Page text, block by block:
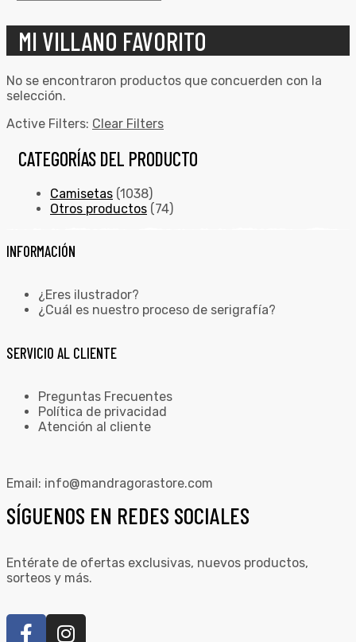
MI VILLANO FAVORITO
No se encontraron productos que concuerden con la
selección.
Active Filters: Clear Filters
CATEGORÍAS DEL PRODUCTO
Camisetas (1038)
Otros productos (74)
INFORMACIÓN
¿Eres ilustrador?
¿Cuál es nuestro proceso de serigrafía?
SERVICIO AL CLIENTE
Preguntas Frecuentes
Política de privacidad
Atención al cliente
Email: info@mandragorastore.com
SÍGUENOS EN REDES SOCIALES
Entérate de ofertas exclusivas, nuevos productos,
sorteos y más.